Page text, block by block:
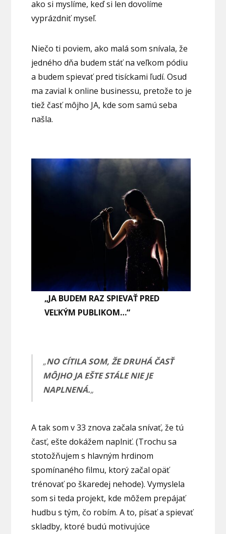
ako si myslíme, keď si len dovolíme
vyprázdniť myseľ.
Niečo ti poviem, ako malá som snívala, že
jedného dňa budem stáť na veľkom pódiu
a budem spievať pred tisíckami ľudí. Osud
ma zavial k online businessu, pretože to je
tiež časť môjho JA, kde som samú seba
našla.
„JA BUDEM RAZ SPIEVAŤ PRED
VEĽKÝM PUBLIKOM…“
„NO CÍTILA SOM, ŽE DRUHÁ ČASŤ
MÔJHO JA EŠTE STÁLE NIE JE
NAPLNENÁ.„
A tak som v 33 znova začala snívať, že tú
časť, ešte dokážem naplniť. (Trochu sa
stotožňujem s hlavným hrdinom
spomínaného filmu, ktorý začal opäť
trénovať po škaredej nehode). Vymyslela
som si teda projekt, kde môžem prepájať
hudbu s tým, čo robím. A to, písať a spievať
skladby, ktoré budú motivujúce